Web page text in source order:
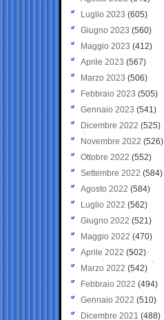
Luglio 2023 (605)
Giugno 2023 (560)
Maggio 2023 (412)
Aprile 2023 (567)
Marzo 2023 (506)
Febbraio 2023 (505)
Gennaio 2023 (541)
Dicembre 2022 (525)
Novembre 2022 (526)
Ottobre 2022 (552)
Settembre 2022 (584)
Agosto 2022 (584)
Luglio 2022 (562)
Giugno 2022 (521)
Maggio 2022 (470)
Aprile 2022 (502)
Marzo 2022 (542)
Febbraio 2022 (494)
Gennaio 2022 (510)
Dicembre 2021 (488)